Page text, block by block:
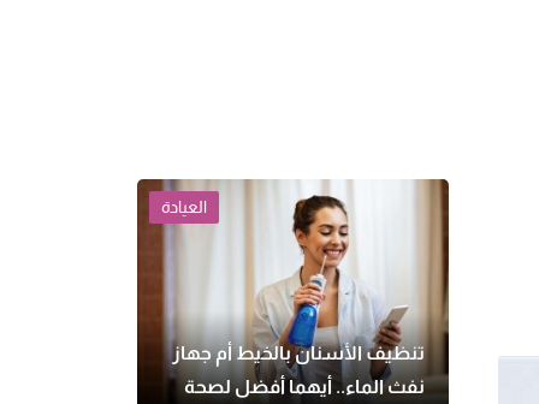
العيادة
تنظيف الأسنان بالخيط أم جهاز
نفث الماء.. أيهما أفضل لصحة